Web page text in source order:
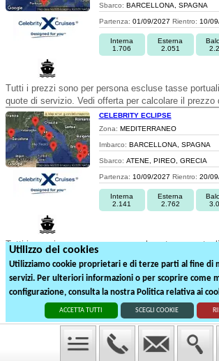
Utilizzo dei cookies
Utilizziamo cookie proprietari e di terze parti al fine di
servizi. Per ulteriori informazioni o per scoprire come
configurazione, consulta la nostra Politica relativa ai
ACCETTA TUTTI SCEGLI COOKIE
Sbarco: BARCELLONA, SPAGNA
Partenza: 01/09/2027 Rientro: 10/
Interna
1.706
Esterna
2.051
Tutti i prezzi sono per persona escluse tasse
quote di servizio. Vedi offerta per calcolare il prezzo
CELEBRITY ECLIPSE
Zona: MEDITERRANEO
Imbarco: BARCELLONA, SPAGNA
Sbarco: ATENE, PIREO, GRECIA
Partenza: 10/09/2027 Rientro: 20/
Interna
2.141
Esterna
2.762
Tutti i prezzi sono per persona escluse tasse
1 2
25partenze suddivise in2pagine